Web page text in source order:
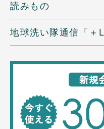
読みもの
地球洗い隊通信「＋